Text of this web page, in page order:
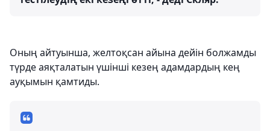
Оның айтуынша, желтоқсан айына дейін болжамды
түрде аяқталатын үшінші кезең адамдардың кең
ауқымын қамтиды.